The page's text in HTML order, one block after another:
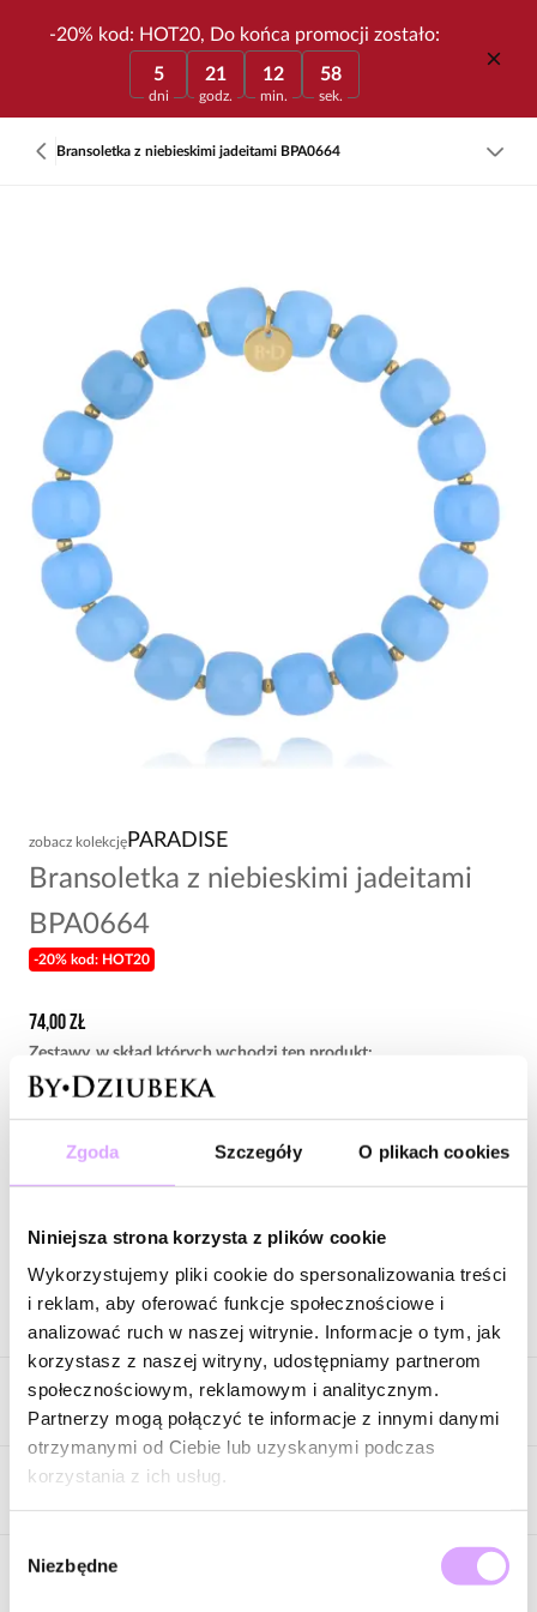
Zgoda Szczegóły O plikach cookies
Niniejsza strona korzysta z plików cookie
Wykorzystujemy pliki cookie do spersonalizowania treści
i reklam, aby oferować funkcje społecznościowe i
analizować ruch w naszej witrynie. Informacje o tym, jak
korzystasz z naszej witryny, udostępniamy partnerom
społecznościowym, reklamowym i analitycznym.
Partnerzy mogą połączyć te informacje z innymi danymi
otrzymanymi od Ciebie lub uzyskanymi podczas
korzystania z ich usług.
zgody
Niezbędne
-20% kod: HOT20, Do końca promocji zostało:
5
dni
21
godz.
12
min.
58
sek.
Bransoletka z niebieskimi jadeitami BPA0664
zobacz kolekcję PARADISE
Bransoletka z niebieskimi jadeitami
BPA0664
-20% kod: HOT20
74,00 zł
Zestawy, w skład których wchodzi ten produkt:
Opis produktu
Jak błękitne niebo w środku lata i krystalicznie czysta woda
podczas wakacyjnych podróży. Ta bransoletka emanuje lekkością,
swobodą i pozytywną energią, stając się idealnym dodatkiem na
słoneczne dni. Intensywny odcień niebieskiego wnosi do stylizacji
świeżość i odrobinę beztroskiego, letniego klimatu.
Zaokrąglone koraliki tworzą rytmiczną, harmonijną kompozycję,
którą subtelnie rozświetlają złote przekładki. Kontrast chłodnego
Cechy produktu
Kolor metalu
Opinie